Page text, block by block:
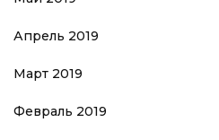
Апрель 2019
Март 2019
Февраль 2019